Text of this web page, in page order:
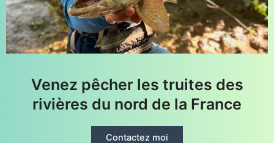
Venez pêcher les truites des
rivières du nord de la France
Contactez moi